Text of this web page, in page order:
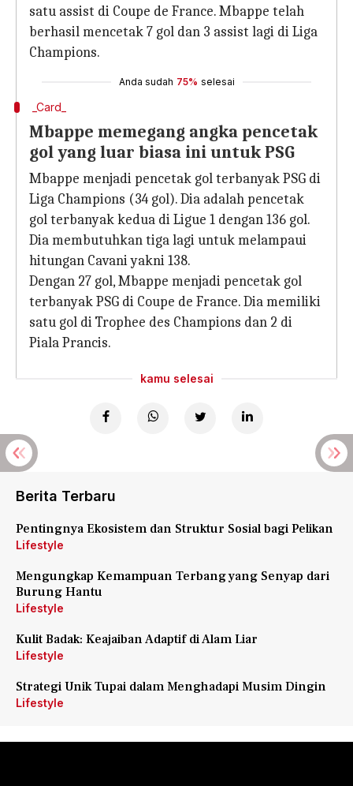
satu assist di Coupe de France. Mbappe telah
berhasil mencetak 7 gol dan 3 assist lagi di Liga
Champions.
Anda sudah 75% selesai
_Card_
Mbappe memegang angka pencetak
gol yang luar biasa ini untuk PSG
Mbappe menjadi pencetak gol terbanyak PSG di
Liga Champions (34 gol). Dia adalah pencetak
gol terbanyak kedua di Ligue 1 dengan 136 gol.
Dia membutuhkan tiga lagi untuk melampaui
hitungan Cavani yakni 138.
Dengan 27 gol, Mbappe menjadi pencetak gol
terbanyak PSG di Coupe de France. Dia memiliki
satu gol di Trophee des Champions dan 2 di
Piala Prancis.
kamu selesai
Berita Terbaru
Pentingnya Ekosistem dan Struktur Sosial bagi Pelikan
Lifestyle
Mengungkap Kemampuan Terbang yang Senyap dari
Burung Hantu
Lifestyle
Kulit Badak: Keajaiban Adaptif di Alam Liar
Lifestyle
Strategi Unik Tupai dalam Menghadapi Musim Dingin
Lifestyle